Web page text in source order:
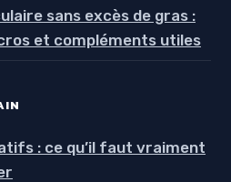
sans excès de gras :
et compléments utiles
: ce qu’il faut vraiment